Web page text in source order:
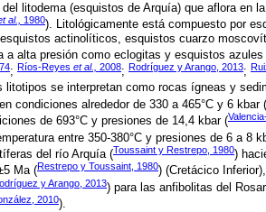
litodema (esquistos de Arquía) que aflora en
al., 1980). Litológicamente está compuesto por
actinolíticos, esquistos cuarzo
a alta presión como eclogitas y esquistos azules
; Ríos-Reyes et al., 2008; Rodríguez y Arango, 2013;
litotipos se interpretan como rocas ígneas y
condiciones alrededor de 330 a 465°C y 6 kbar (
de 693°C y presiones de 14,4 kbar (
entre 350-380°C y presiones de 6 a 8
del río Arquía (Toussaint y Restrepo, 1980)
Ma (Restrepo y Toussaint, 1980) (Cretácico
y Arango, 2013) para las anfibolitas del
2010).